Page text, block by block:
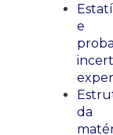
e
da